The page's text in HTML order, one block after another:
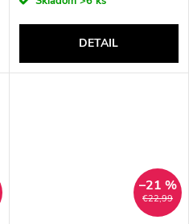
DETAIL
€22,99
–21 %